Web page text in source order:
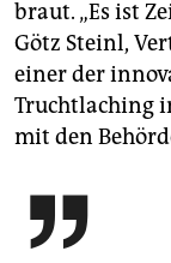
braut. „Es ist
Götz Steinl,
einer der
Truchtlaching
mit den
